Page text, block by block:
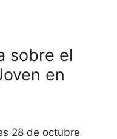
sobre el
en
28 de octubre